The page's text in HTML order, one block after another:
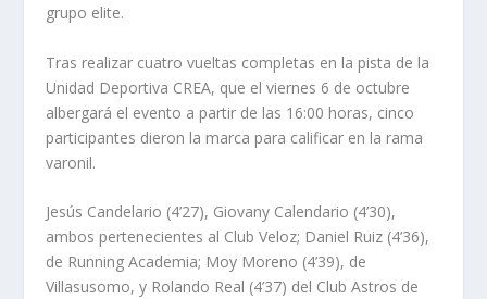
grupo elite.
Tras realizar cuatro vueltas completas en la pista de la
Unidad Deportiva CREA, que el viernes 6 de octubre
albergará el evento a partir de las 16:00 horas, cinco
participantes dieron la marca para calificar en la rama
varonil.
Jesús Candelario (4’27), Giovany Calendario (4’30),
ambos pertenecientes al Club Veloz; Daniel Ruiz (4’36),
de Running Academia; Moy Moreno (4’39), de
Villasusomo, y Rolando Real (4’37) del Club Astros de